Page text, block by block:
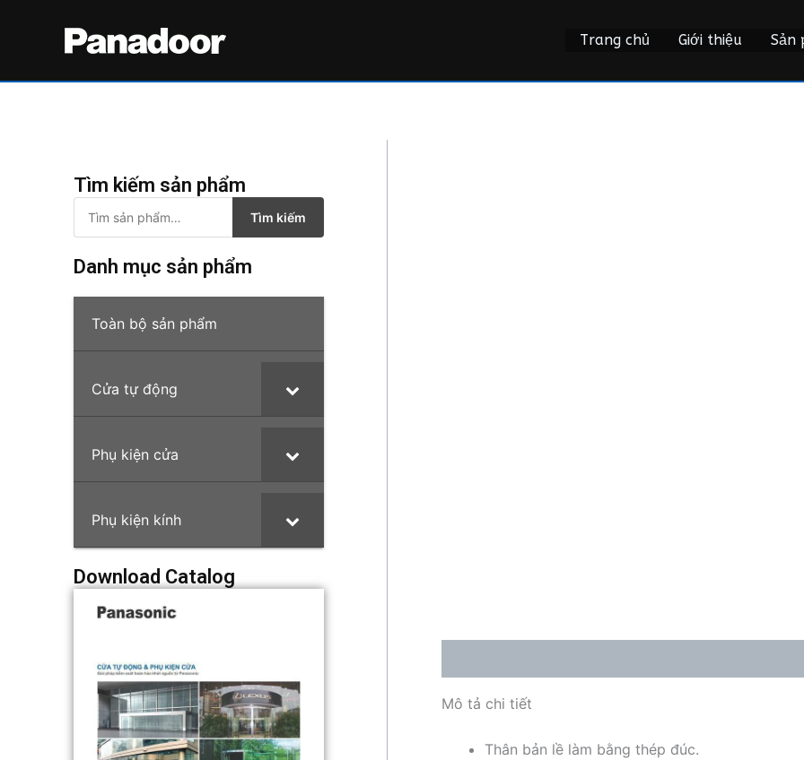
dung
Trang chủ Giới thiệu Sản
Tìm kiếm sản phẩm
ì
m
k
ế
:
Tìm kiếm
Danh mục sản phẩm
Toàn bộ sản phẩm
Cửa tự động
Phụ kiện cửa
Phụ kiện kính
Download Catalog
Mô tả chi tiết
Thân bản lề làm bằng thép đúc.